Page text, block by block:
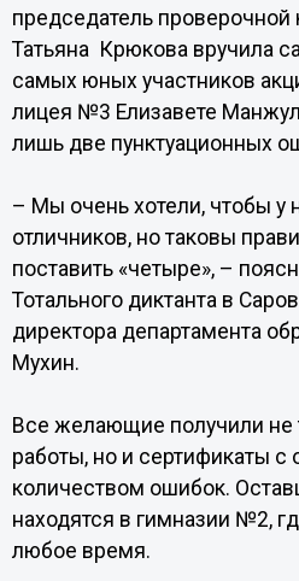
председатель проверочной
Татьяна Крюкова вручила
самых юных участников
лицея №3 Елизавете
лишь две пунктуационных
– Мы очень хотели, чтобы у
отличников, но таковы
поставить «четыре», –
Тотального диктанта в
директора департамента
Мухин.
Все желающие получили не
работы, но и сертификаты с
количеством ошибок.
находятся в гимназии №2,
любое время.